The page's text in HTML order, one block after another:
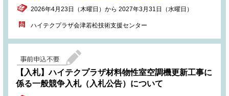
2026年4月23日（木曜日）から 2027年3月31日（水曜日）
ハイテクプラザ会津若松技術支援センター
【入札】ハイテクプラザ材料物性室空調機更新工事に
係る一般競争入札（入札公告）について